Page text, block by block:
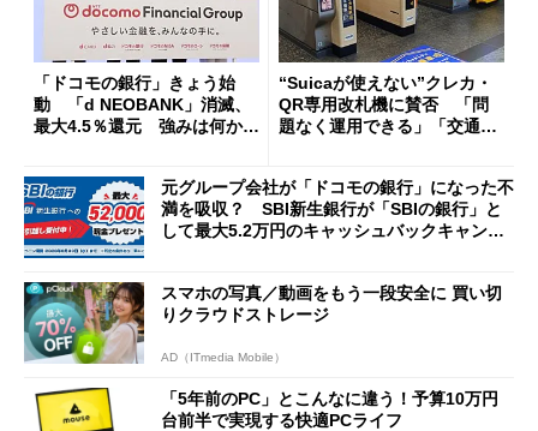
「ドコモの銀行」きょう始
動 「d NEOBANK」消滅、
最大4.5％還元 強みは何か解
“Suicaが使えない”クレカ・
QR専用改札機に賛否 「問
題なく運用できる」「交通系I
元グループ会社が「ドコモの銀行」になった不
満を吸収？ SBI新生銀行が「SBIの銀行」と
して最大5.2万円のキャッシュバックキャンペ
スマホの写真／動画をもう一段安全に 買い切
りクラウドストレージ
AD（ITmedia Mobile）
「5年前のPC」とこんなに違う！予算10万円
台前半で実現する快適PCライフ